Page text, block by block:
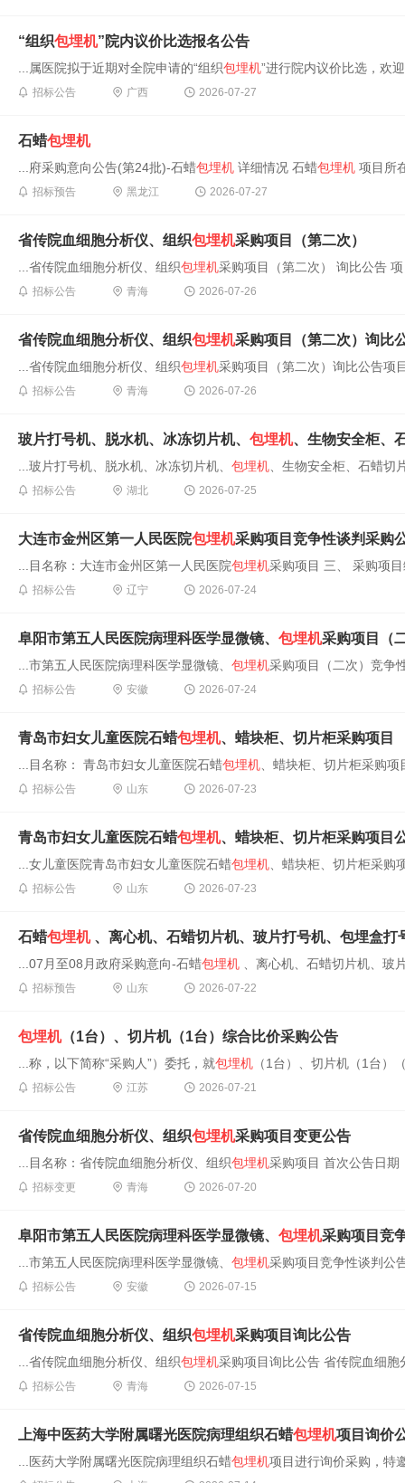
“组织包埋机”院内议价比选报名公告
...属医院拟于近期对全院申请的“组织包埋机”进行院内议价比选，欢
招标公告 广西 2026-07-27
石蜡包埋机
...府采购意向公告(第24批)-石蜡包埋机 详细情况 石蜡包埋机 项目所
招标预告 黑龙江 2026-07-27
省传院血细胞分析仪、组织包埋机采购项目（第二次）
...省传院血细胞分析仪、组织包埋机采购项目（第二次） 询比公告
招标公告 青海 2026-07-26
省传院血细胞分析仪、组织包埋机采购项目（第二次）询比
...省传院血细胞分析仪、组织包埋机采购项目（第二次）询比公告项
招标公告 青海 2026-07-26
玻片打号机、脱水机、冰冻切片机、 包埋机、生物安全柜、石
...玻片打号机、脱水机、冰冻切片机、 包埋机 、生物安全柜、石蜡
招标公告 湖北 2026-07-25
大连市金州区第一人民医院包埋机采购项目竞争性谈判采购
...目名称：大连市金州区第一人民医院包埋机采购项目 三、 采购项
招标公告 辽宁 2026-07-24
阜阳市第五人民医院病理科医学显微镜、 包埋机采购项目（
...市第五人民医院病理科医学显微镜、 包埋机采购项目（二次）竞争
招标公告 安徽 2026-07-24
青岛市妇女儿童医院石蜡包埋机、蜡块柜、切片柜采购项目
...目名称： 青岛市妇女儿童医院石蜡包埋机 、蜡块柜、切片柜采购
招标公告 山东 2026-07-23
青岛市妇女儿童医院石蜡包埋机、蜡块柜、切片柜采购项目
...女儿童医院青岛市妇女儿童医院石蜡包埋机 、蜡块柜、切片柜采
招标公告 山东 2026-07-23
石蜡包埋机、离心机、石蜡切片机、玻片打号机、包埋盒打
...07月至08月政府采购意向-石蜡包埋机 、离心机、石蜡切片机、玻
招标预告 山东 2026-07-22
包埋机（1台）、切片机（1台）综合比价采购公告
...称，以下简称“采购人”）委托，就包埋机 （1台）、切片机（1台）
招标公告 江苏 2026-07-21
省传院血细胞分析仪、组织包埋机采购项目变更公告
...目名称：省传院血细胞分析仪、组织包埋机采购项目 首次公告日
招标变更 青海 2026-07-20
阜阳市第五人民医院病理科医学显微镜、 包埋机采购项目竞
...市第五人民医院病理科医学显微镜、 包埋机采购项目竞争性谈判公
招标公告 安徽 2026-07-15
省传院血细胞分析仪、组织包埋机采购项目询比公告
...省传院血细胞分析仪、组织包埋机采购项目询比公告 省传院血细胞
招标公告 青海 2026-07-15
上海中医药大学附属曙光医院病理组织石蜡包埋机项目询价
...医药大学附属曙光医院病理组织石蜡包埋机项目进行询价采购，特